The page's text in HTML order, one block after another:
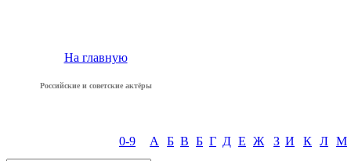
На главную
Российские и советские актёры
0-9 А Б В Б Г Д Е Ж З И К Л М